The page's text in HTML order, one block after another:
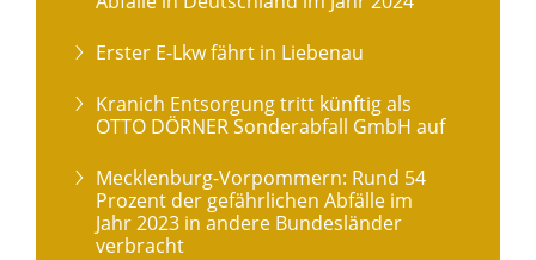
Erster E-Lkw fährt in Liebenau
Kranich Entsorgung tritt künftig als
OTTO DÖRNER Sonderabfall GmbH auf
Mecklenburg-Vorpommern: Rund 54
Prozent der gefährlichen Abfälle im
Jahr 2023 in andere Bundesländer
verbracht